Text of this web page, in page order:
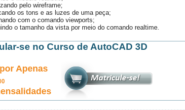
pelo wireframe;
os tons e as luzes de uma peça;
com o comando viewports;
o tamanho da vista por meio do comando realtime.
se no Curso de AutoCAD 3D
Apenas